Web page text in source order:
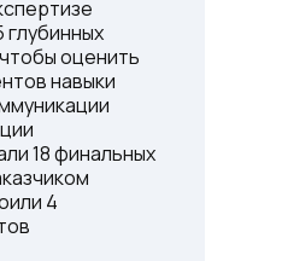
оценить
навыки
18 финальных
4